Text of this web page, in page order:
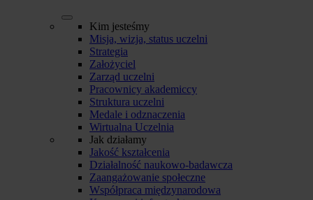
Kim jesteśmy
Misja, wizja, status uczelni
Strategia
Założyciel
Zarząd uczelni
Pracownicy akademiccy
Struktura uczelni
Medale i odznaczenia
Wirtualna Uczelnia
Jak działamy
Jakość kształcenia
Działalność naukowo-badawcza
Zaangażowanie społeczne
Współpraca międzynarodowa